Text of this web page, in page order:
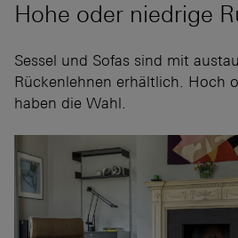
Hohe oder niedrige
Sessel und Sofas sind mit
Rückenlehnen erhältlich. Hoch
haben die Wahl.